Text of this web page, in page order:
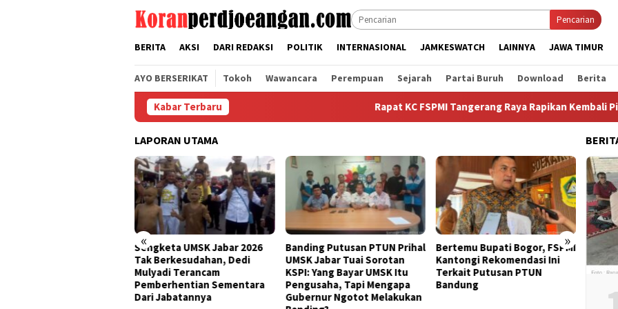
Pencarian
BERITA AKSI DARI REDAKSI POLITIK INTERNASIONAL JAMKESWATCH LAINNYA JAWA TIMUR
AYO BERSERIKAT Tokoh Wawancara Perempuan Sejarah Partai Buruh Download Berita
Kabar Terbaru Rapat KC FSPMI Tangerang Raya Rapikan Kembali Pilar
LAPORAN UTAMA
« »
Sengketa UMSK Jabar 2026
Tak Berkesudahan, Dedi
Mulyadi Terancam
Pemberhentian Sementara
Dari Jabatannya
Banding Putusan PTUN Prihal
UMSK Jabar Tuai Sorotan
KSPI: Yang Bayar UMSK Itu
Pengusaha, Tapi Mengapa
Gubernur Ngotot Melakukan
Bertemu Bupati Bogor, FSPMI
Kantongi Rekomendasi Ini
Terkait Putusan PTUN
Bandung
KDM
KSPI